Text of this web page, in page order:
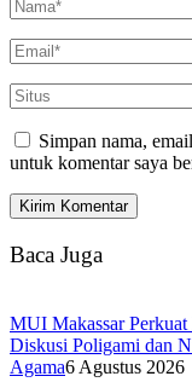
Simpan nama,
untuk komentar saya
Baca Juga
MUI Makassar
Diskusi Poligami dan
Agama6 Agustus 2026